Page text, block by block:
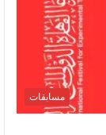
مسابقات